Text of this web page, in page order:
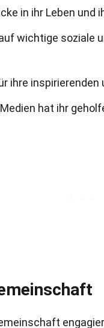
in ihr Leben und
wichtige soziale
ihre
hat ihr